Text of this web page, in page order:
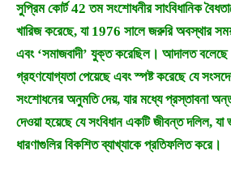
সুপ্রিম কোর্ট 42 তম সংশোধনীর সাংবিধানিক
খারিজ করেছে, যা 1976 সালে জরুরি অবস্থার সময়
এবং ‘সমাজবাদী’ যুক্ত করেছিল। আদালত বলেছে
গ্রহণযোগ্যতা পেয়েছে এবং স্পষ্ট করেছে যে
সংশোধনের অনুমতি দেয়, যার মধ্যে প্রস্তাবনা
দেওয়া হয়েছে যে সংবিধান একটি জীবন্ত দলিল,
ধারণাগুলির বিকশিত ব্যাখ্যাকে প্রতিফলিত করে।